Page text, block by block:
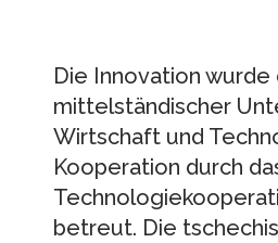
Die Innovation
mittelständischer
Wirtschaft und
Kooperation durch
betreut. Die